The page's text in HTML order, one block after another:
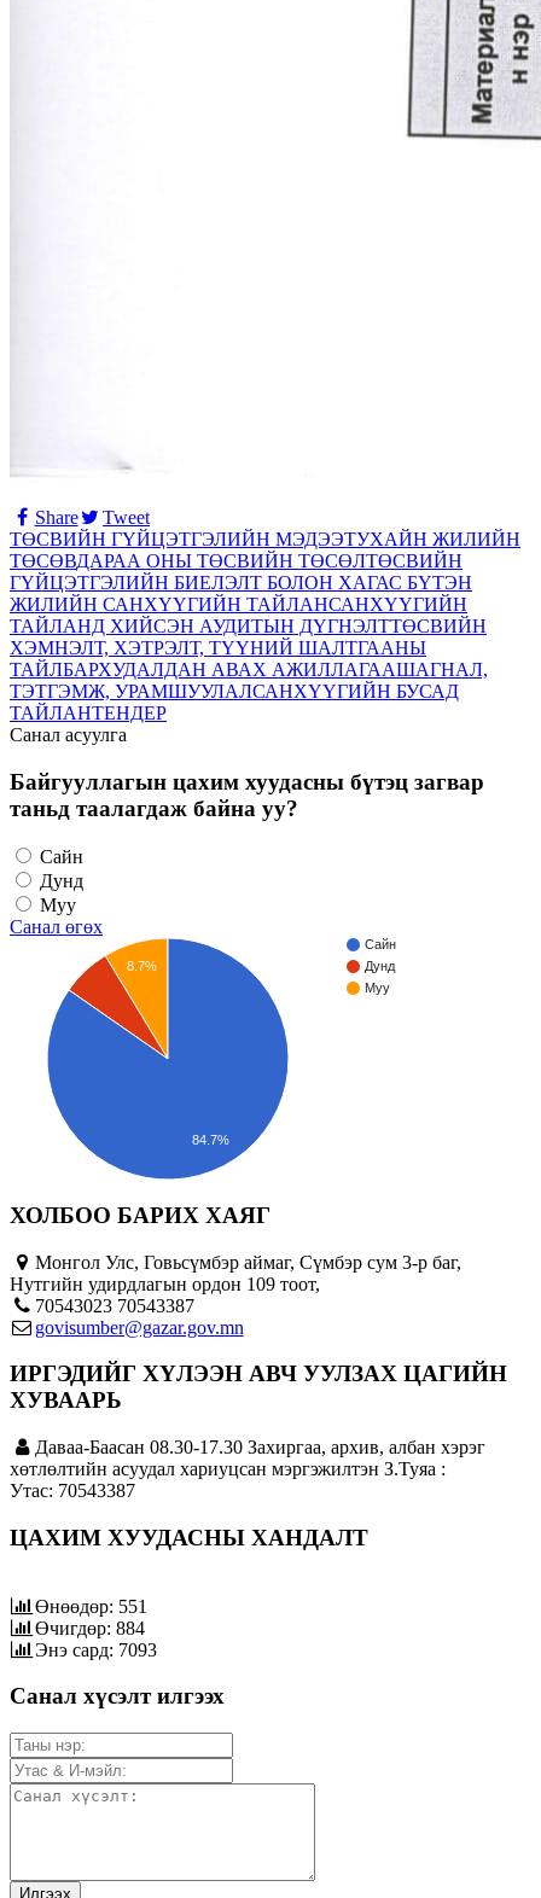
Share
Tweet
ТӨСВИЙН ГҮЙЦЭТГЭЛИЙН МЭДЭЭТУХАЙН ЖИЛИЙН
ТӨСӨВДАРАА ОНЫ ТӨСВИЙН ТӨСӨЛТӨСВИЙН
ГҮЙЦЭТГЭЛИЙН БИЕЛЭЛТ БОЛОН ХАГАС БҮТЭН
ЖИЛИЙН САНХҮҮГИЙН ТАЙЛАНСАНХҮҮГИЙН
ТАЙЛАНД ХИЙСЭН АУДИТЫН ДҮГНЭЛТТӨСВИЙН
ХЭМНЭЛТ, ХЭТРЭЛТ, ТҮҮНИЙ ШАЛТГААНЫ
ТАЙЛБАРХУДАЛДАН АВАХ АЖИЛЛАГААШАГНАЛ,
ТЭТГЭМЖ, УРАМШУУЛАЛСАНХҮҮГИЙН БУСАД
ТАЙЛАНТЕНДЕР
Санал асуулга
Байгууллагын цахим хуудасны бүтэц загвар
таньд таалагдаж байна уу?
Сайн
Дунд
Муу
Санал өгөх
Сайн
Дунд
Муу
8.7%
84.7%
ХОЛБОО БАРИХ ХАЯГ
Монгол Улс, Говьсүмбэр аймаг, Сүмбэр сум 3-р баг,
Нутгийн удирдлагын ордон 109 тоот,
70543023 70543387
govisumber@gazar.gov.mn
ИРГЭДИЙГ ХҮЛЭЭН АВЧ УУЛЗАХ ЦАГИЙН
ХУВААРЬ
Даваа-Баасан 08.30-17.30 Захиргаа, архив, албан хэрэг
хөтлөлтийн асуудал хариуцсан мэргэжилтэн З.Туяа :
Утас: 70543387
ЦАХИМ ХУУДАСНЫ ХАНДАЛТ
Өнөөдөр: 551
Өчигдөр: 884
Энэ сард: 7093
Санал хүсэлт илгээх